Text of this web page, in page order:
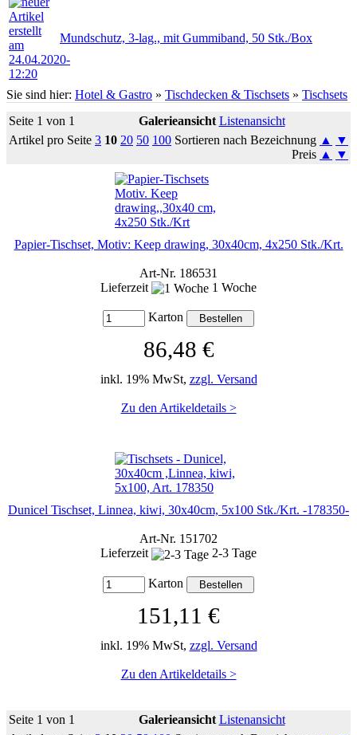
Mundschutz, 3-lag., mit Gummiband, 50 Stk./Box
Sie sind hier: Hotel & Gastro » Tischdecken & Tischsets » Tischsets
Seite 1 von 1
Galerieansicht Listenansicht
Artikel pro Seite 3 10 20 50 100 Sortieren nach Bezeichnung ▲
▼
Preis ▲ ▼
Papier-Tischset, Motiv: Keep drawing, 30x40cm, 4x250 Stk./Krt.
Art-Nr. 186531
Lieferzeit
1 Woche
Karton
86,48 €
inkl. 19% MwSt, zzgl. Versand
Zu den Artikeldetails >
Dunicel Tischset, Linnea, kiwi, 30x40cm, 5x100 Stk./Krt. -178350-
Art-Nr. 151702
Lieferzeit
2-3 Tage
Karton
151,11 €
inkl. 19% MwSt, zzgl. Versand
Zu den Artikeldetails >
Seite 1 von 1 Galerieansicht Listenansicht